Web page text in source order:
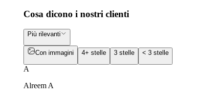
Cosa dicono i nostri clienti
Più rilevanti
Con immagini 4+ stelle 3 stelle < 3 stelle
A
Alreem A